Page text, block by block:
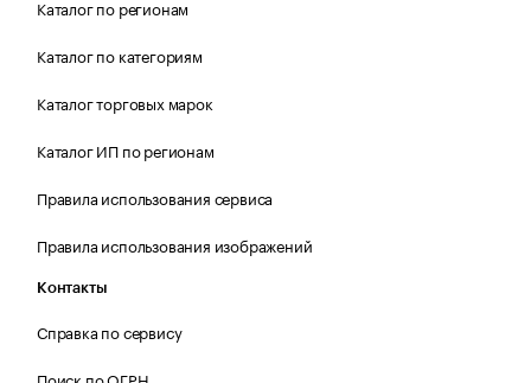
Каталог по регионам
Каталог по категориям
Каталог торговых марок
Каталог ИП по регионам
Правила использования сервиса
Правила использования изображений
Контакты
Справка по сервису